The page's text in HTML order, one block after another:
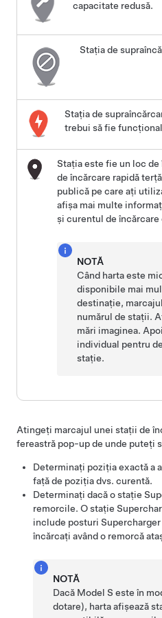
capacitate redusă.
Stația de
Stația de
trebui să fie
Stația este fie un loc
de încărcare rapidă
publică pe care ați
afișa mai multe
și curentul de
NOTĂ
Când harta este
disponibile mai
destinație,
numărul de stații.
mări imaginea.
individual pentru
stație.
Atingeți marcajul unei stații de
fereastră pop-up de unde puteți
Determinați poziția exactă a
față de poziția dvs. curentă.
Determinați dacă o stație
remorcile. O stație
include posturi
încărcați având o remorcă
NOTĂ
Dacă Model S este în
dotare), harta afișează